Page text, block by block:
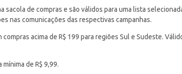
de compras e são válidos para uma lista
nas comunicações das respectivas campanhas.
acima de R$ 199 para regiões Sul e Sudeste.
de R$ 9,99.